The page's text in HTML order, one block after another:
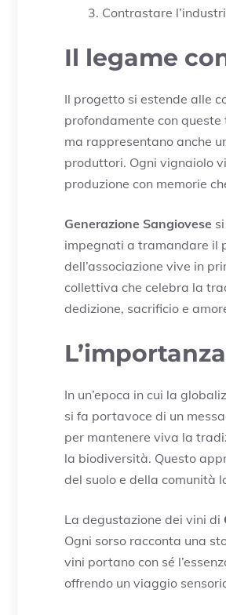
Contrastare
Il legame
Il progetto si estende alle
profondamente con
ma rappresentano anche
produttori. Ogni vignaiolo
produzione con memorie
Generazione Sangiovese
impegnati a tramandare il
dell’associazione vive in
collettiva che celebra la
dedizione, sacrificio e
In un’epoca in cui la
si fa portavoce di un
per mantenere viva la
la biodiversità. Questo
del suolo e della comunità
La degustazione dei vini di
Ogni sorso racconta una
vini portano con sé
offrendo un viaggio